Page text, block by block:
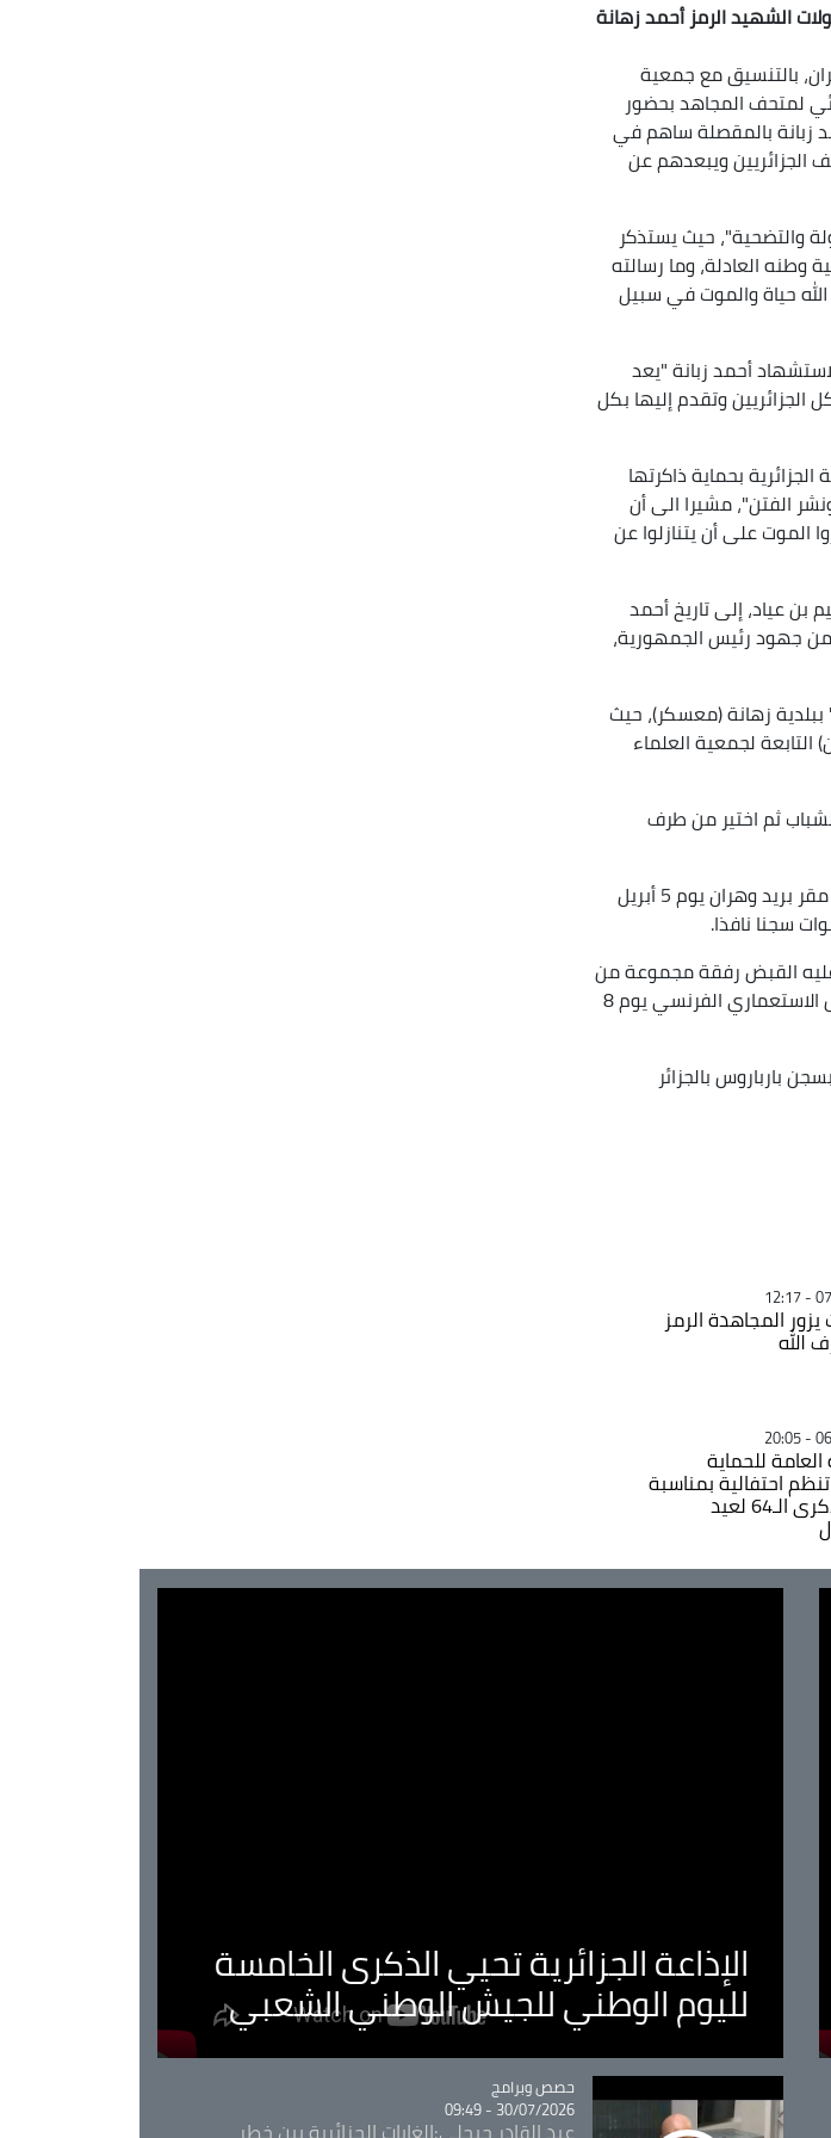
الشهيد الرمز أحمد زهانة
بالتنسيق مع جمعية
لمتحف المجاهد بحضور
زبانة بالمقصلة ساهم في
الجزائريين ويبعدهم عن
والتضحية"، حيث يستذكر
العادلة، وما رسالته
حياة والموت في سبيل
ذكر مدير متحف المجاهد بوهران، مختار صديقي، أن إحياء الذكرى ال69 لاستشهاد أحمد زبانة "يعد
وتقدم إليها بكل
بحماية ذاكرتها
الفتن"، مشيرا الى أن
الموت على أن يتنازلوا عن
بن عياد، إلى تاريخ أحمد
ثمن جهود رئيس الجمهورية،
1926 بقرية "جنين المسكين" ببلدية زهانة (معسكر)، حيث
لجمعية العلماء
في أوساط الشباب ثم اختير من طرف
تشكيل خلاياها بالنواحي التي كان يشرف عليها ويشارك في الهجوم التاريخي على مقر بريد وهران يوم 5 أبريل
عليه القبض رفقة مجموعة من
المجاهدين بغار بوجليدة ببلدية القعدة (معسكر) إثر معركة غير متكافئة مع الجيش الاستعماري الفرنسي يوم 8
وقد حكم عليه المستعمر الفرنسي بالإعدام ليتم تنفيذ الحكم يوم 19 يونيو 1956 بسجن بارباروس بالجزائر
المجاهدة الرمز
الله
العامة للحماية
احتفالية بمناسبة
إحياء الذكرى الـ64 لعيد
الإذاعة الجزائرية تحيي الذكرى الخامسة
لليوم الوطني للجيش الوطني الشعبي
Catégorie
حصص وبرامج
30/07/2026 - 09:49